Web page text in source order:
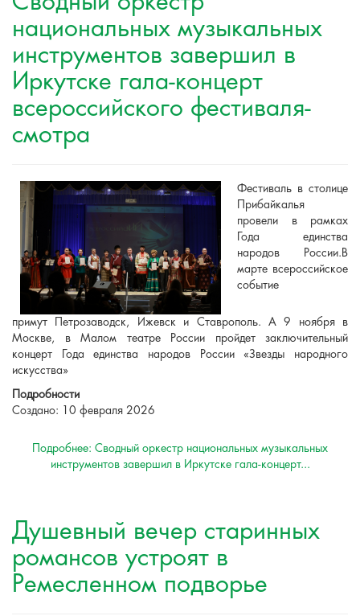
национальных музыкальных
инструментов завершил в
Иркутске гала-концерт
всероссийского фестиваля-
смотра
Фестиваль в столице
Прибайкалья
провели в рамках
Года единства
народов России.В
марте всероссийское
событие
примут Петрозаводск, Ижевск и Ставрополь. А 9 ноября в
Москве, в Малом театре России пройдет заключительный
концерт Года единства народов России «Звезды народного
искусства»
Подробности
Создано: 10 февраля 2026
Подробнее: Сводный оркестр национальных музыкальных
инструментов завершил в Иркутске гала-концерт...
Душевный вечер старинных
романсов устроят в
Ремесленном подворье